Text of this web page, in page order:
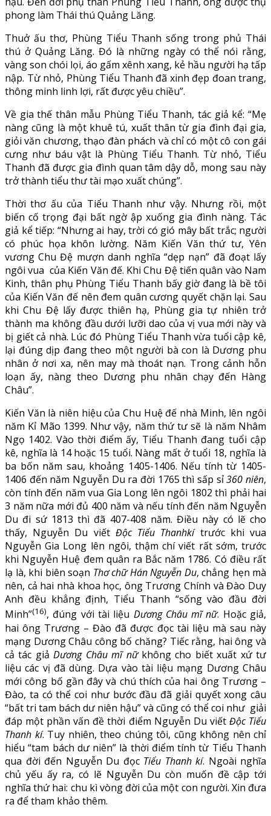
phong làm Thái thú Quảng Lăng.
Thuở ấu thơ, Phùng Tiểu Thanh sống trong phủ Thái
thú ở Quảng Lăng. Đó là những ngày có thể nói rằng,
vàng son chói lọi, áo gấm xênh xang, kẻ hầu người hạ tấp
nập. Từ nhỏ, Phùng Tiểu Thanh đã xinh đẹp đoan trang,
thông minh linh lợi, rất được yêu chiều”.
Về gia thế thân mẫu Phùng Tiểu Thanh, tác giả kể: “Mẹ
nàng cũng là một khuê tú, xuất thân từ gia đình đại gia,
giỏi văn chương, thạo đàn phách và chỉ có một cô con gái
cưng như báu vật là Phùng Tiểu Thanh. Từ nhỏ, Tiểu
Thanh đã được gia đình quan tâm dậy dỗ, mong sau này
trở thành tiểu thư tài mạo xuất chúng”.
Thời thơ ấu của Tiểu Thanh như vậy. Nhưng rồi, một
biến cố trọng đại bất ngờ ập xuống gia đình nàng. Tác
giả kể tiếp: “Nhưng ai hay, trời có gió mây bất trắc; người
có phúc họa khôn lường. Năm Kiến Văn thứ tư, Yên
vương Chu Đệ mượn danh nghĩa “dẹp nạn” đã đoạt lấy
ngôi vua của Kiến Văn đế. Khi Chu Đệ tiến quân vào Nam
Kinh, thân phụ Phùng Tiểu Thanh bấy giờ đang là bề tôi
của Kiến Văn đế nên đem quân cương quyết chặn lại. Sau
khi Chu Đệ lấy được thiên hạ, Phùng gia tự nhiên trở
thành ma không đầu dưới lưỡi dao của vị vua mới này và
bị giết cả nhà. Lúc đó Phùng Tiểu Thanh vừa tuổi cập kê,
lại đúng dịp đang theo một người bà con là Dương phu
nhân ở nơi xa, nên may mà thoát nạn. Trong cảnh hỗn
loạn ấy, nàng theo Dương phu nhân chạy đến Hàng
Châu”.
Kiến Văn là niên hiệu của Chu Huệ đế nhà Minh, lên ngôi
năm Kỉ Mão 1399. Như vậy, năm thứ tư sẽ là năm Nhâm
Ngọ 1402. Vào thời điểm ấy, Tiểu Thanh đang tuổi cập
kê, nghĩa là 14 hoặc 15 tuổi. Nàng mất ở tuổi 18, nghĩa là
ba bốn năm sau, khoảng 1405-1406. Nếu tính từ 1405-
1406 đến năm Nguyễn Du ra đời 1765 thì sấp sỉ360 niên,
còn tính đến năm vua Gia Long lên ngôi 1802 thì phải hai
3 năm nữa mới đủ 400 năm và nếu tính đến năm Nguyễn
Du đi sứ 1813 thì đã 407-408 năm. Điều này có lẽ cho
thấy, Nguyễn Du viết Độc Tiểu Thanhkítrước khi vua
Nguyễn Gia Long lên ngôi, thậm chí viết rất sớm, trước
khi Nguyễn Huệ đem quân ra Bắc năm 1786. Có điều rất
lạ là, khi biên soạn Thơ chữ Hán Nguyễn Du, chẳng hẹn mà
nên, cả hai nhà khoa học, ông Trương Chính và Đào Duy
Anh đều khẳng định, Tiểu Thanh “sống vào đầu đời
Minh”(16), đúng với tài liệu Dương Châu mĩ nữ. Hoặc giả,
hai ông Trương – Đào đã được đọc tài liệu mà sau này
mạng Dương Châu công bố chăng? Tiếc rằng, hai ông và
cả tác giảDương Châu mĩ nữkhông cho biết xuất xứ tư
liệu các vị đã dùng. Dựa vào tài liệu mạng Dương Châu
mới công bố gần đây và chú thích của hai ông Trương –
Đào, ta có thể coi như bước đầu đã giải quyết xong câu
“bất tri tam bách dư niên hậu” và cũng có thể coi như giải
đáp một phần vấn đề thời điểm Nguyễn Du viết Độc Tiểu
Thanh kí. Tuy nhiên, theo chúng tôi, cũng không nên chỉ
hiểu “tam bách dư niên” là thời điểm tính từ Tiểu Thanh
qua đời đến Nguyễn Du đọc Tiểu Thanh kí. Ngoài nghĩa
chủ yếu ấy ra, có lẽ Nguyễn Du còn muốn đề cập tới
nghĩa thứ hai: chu kì vòng đời của một con người. Xin đưa
ra để tham khảo thêm.